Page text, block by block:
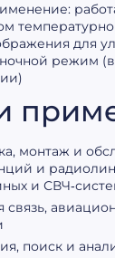
для
режим (в
монтаж и
и
и
связь,
поиск и